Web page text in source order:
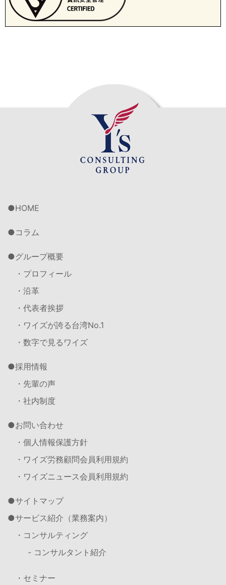
HOME
コラム
グループ概要
・プロフィール
・沿革
・代表者挨拶
・ワイズが誇る台湾No.1
・数字で見るワイズ
採用情報
・先輩の声
・社内制度
お問い合わせ
・個人情報保護方針
・ワイズ労務顧問会員利用規約
・ワイズニュース会員利用規約
サイトマップ
サービス紹介（業務案内）
・コンサルティング
- コンサルタント紹介
・セミナー